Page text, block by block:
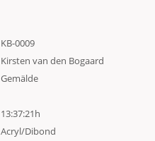
KB-0009
Kirsten van den Bogaard
Gemälde
13:37:21h
Acryl/Dibond